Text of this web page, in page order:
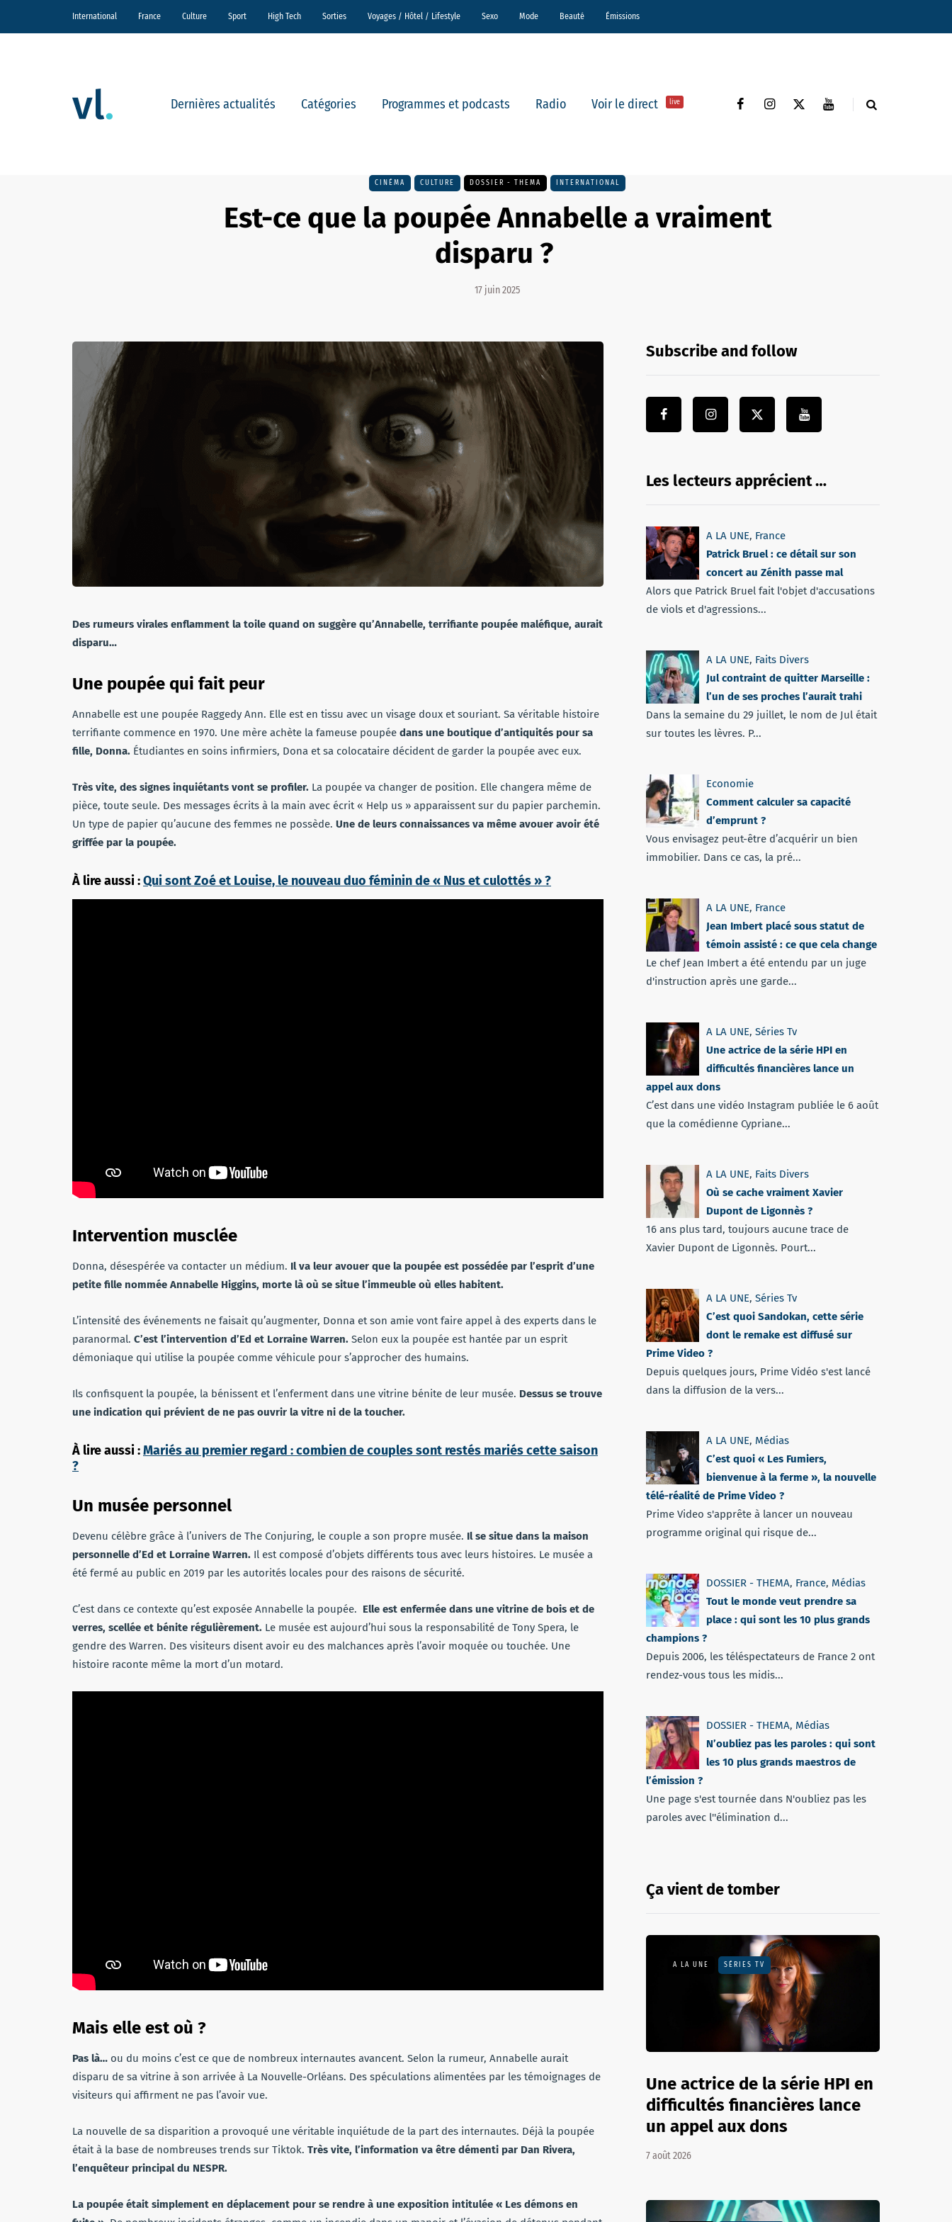
International France Culture Sport High Tech Sorties Voyages / Hôtel / Lifestyle Sexo Mode Beauté Émissions
Dernières actualités Catégories Programmes et podcasts Radio Voir le direct live
CINÉMA CULTURE DOSSIER - THEMA INTERNATIONAL
Est-ce que la poupée Annabelle a vraiment
disparu ?
17 juin 2025
Des rumeurs virales enflamment la toile quand on suggère qu’Annabelle, terrifiante poupée maléfique, aurait
disparu…
Une poupée qui fait peur
Annabelle est une poupée Raggedy Ann. Elle est en tissu avec un visage doux et souriant. Sa véritable histoire
terrifiante commence en 1970. Une mère achète la fameuse poupée dans une boutique d’antiquités pour sa
fille, Donna. Étudiantes en soins infirmiers, Dona et sa colocataire décident de garder la poupée avec eux.
Très vite, des signes inquiétants vont se profiler. La poupée va changer de position. Elle changera même de
pièce, toute seule. Des messages écrits à la main avec écrit « Help us » apparaissent sur du papier parchemin.
Un type de papier qu’aucune des femmes ne possède. Une de leurs connaissances va même avouer avoir été
griffée par la poupée.
À lire aussi :Qui sont Zoé et Louise, le nouveau duo féminin de « Nus et culottés » ?
Intervention musclée
Donna, désespérée va contacter un médium. Il va leur avouer que la poupée est possédée par l’esprit d’une
petite fille nommée Annabelle Higgins, morte là où se situe l’immeuble où elles habitent.
L’intensité des événements ne faisait qu’augmenter, Donna et son amie vont faire appel à des experts dans le
paranormal. C’est l’intervention d’Ed et Lorraine Warren. Selon eux la poupée est hantée par un esprit
démoniaque qui utilise la poupée comme véhicule pour s’approcher des humains.
Ils confisquent la poupée, la bénissent et l’enferment dans une vitrine bénite de leur musée. Dessus se trouve
une indication qui prévient de ne pas ouvrir la vitre ni de la toucher.
À lire aussi :Mariés au premier regard : combien de couples sont restés mariés cette saison
?
Un musée personnel
Devenu célèbre grâce à l’univers de The Conjuring, le couple a son propre musée. Il se situe dans la maison
personnelle d’Ed et Lorraine Warren. Il est composé d’objets différents tous avec leurs histoires. Le musée a
été fermé au public en 2019 par les autorités locales pour des raisons de sécurité.
C’est dans ce contexte qu’est exposée Annabelle la poupée. Elle est enfermée dans une vitrine de bois et de
verres, scellée et bénite régulièrement. Le musée est aujourd’hui sous la responsabilité de Tony Spera, le
gendre des Warren. Des visiteurs disent avoir eu des malchances après l’avoir moquée ou touchée. Une
histoire raconte même la mort d’un motard.
Mais elle est où ?
Pas là… ou du moins c’est ce que de nombreux internautes avancent. Selon la rumeur, Annabelle aurait
disparu de sa vitrine à son arrivée à La Nouvelle-Orléans. Des spéculations alimentées par les témoignages de
visiteurs qui affirment ne pas l’avoir vue.
La nouvelle de sa disparition a provoqué une véritable inquiétude de la part des internautes. Déjà la poupée
était à la base de nombreuses trends sur Tiktok. Très vite, l’information va être démenti par Dan Rivera,
l’enquêteur principal du NESPR.
La poupée était simplement en déplacement pour se rendre à une exposition intitulée « Les démons en
Subscribe and follow
Les lecteurs apprécient …
A LA UNE, France
Patrick Bruel : ce détail sur son
concert au Zénith passe mal
Alors que Patrick Bruel fait l'objet d'accusations
de viols et d'agressions...
A LA UNE, Faits Divers
Jul contraint de quitter Marseille :
l’un de ses proches l’aurait trahi
Dans la semaine du 29 juillet, le nom de Jul était
sur toutes les lèvres. P...
Economie
Comment calculer sa capacité
d’emprunt ?
Vous envisagez peut-être d’acquérir un bien
immobilier. Dans ce cas, la pré...
A LA UNE, France
Jean Imbert placé sous statut de
témoin assisté : ce que cela change
Le chef Jean Imbert a été entendu par un juge
d'instruction après une garde...
A LA UNE, Séries Tv
Une actrice de la série HPI en
difficultés financières lance un
appel aux dons
C’est dans une vidéo Instagram publiée le 6 août
que la comédienne Cypriane...
A LA UNE, Faits Divers
Où se cache vraiment Xavier
Dupont de Ligonnès ?
16 ans plus tard, toujours aucune trace de
Xavier Dupont de Ligonnès. Pourt...
A LA UNE, Séries Tv
C’est quoi Sandokan, cette série
dont le remake est diffusé sur
Prime Video ?
Depuis quelques jours, Prime Vidéo s'est lancé
dans la diffusion de la vers...
A LA UNE, Médias
C’est quoi « Les Fumiers,
bienvenue à la ferme », la nouvelle
télé-réalité de Prime Video ?
Prime Video s'apprête à lancer un nouveau
programme original qui risque de...
DOSSIER - THEMA, France, Médias
Tout le monde veut prendre sa
place : qui sont les 10 plus grands
champions ?
Depuis 2006, les téléspectateurs de France 2 ont
rendez-vous tous les midis...
DOSSIER - THEMA, Médias
N’oubliez pas les paroles : qui sont
les 10 plus grands maestros de
l’émission ?
Une page s'est tournée dans N'oubliez pas les
paroles avec l''élimination d...
Ça vient de tomber
A LA UNE SÉRIES TV
Une actrice de la série HPI en
difficultés financières lance
un appel aux dons
7 août 2026